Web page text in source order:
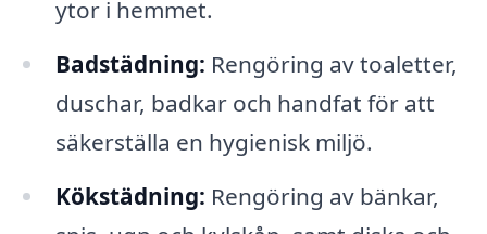
ytor i hemmet.
Badstädning: Rengöring av toaletter,
duschar, badkar och handfat för att
säkerställa en hygienisk miljö.
Kökstädning: Rengöring av bänkar,